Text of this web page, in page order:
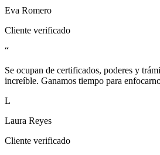
Eva Romero
Cliente verificado
“
Se ocupan de certificados, poderes y
increíble. Ganamos tiempo para
L
Laura Reyes
Cliente verificado